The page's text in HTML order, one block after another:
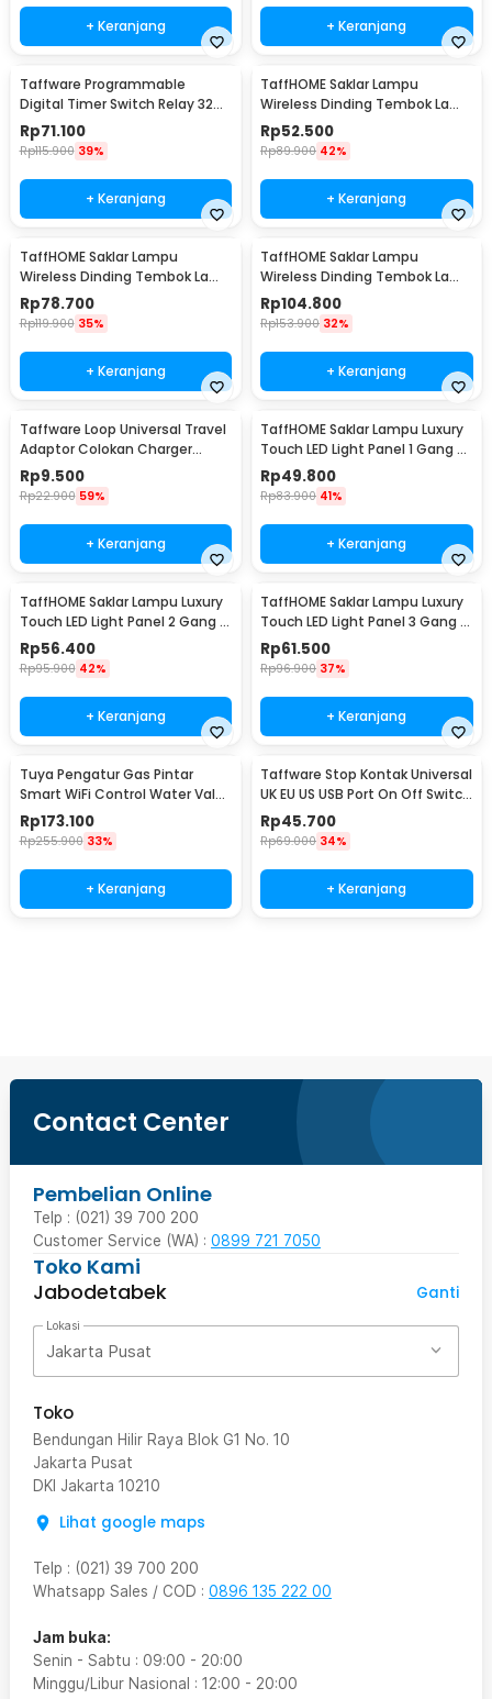
+ Keranjang + Keranjang
Taffware Programmable
Digital Timer Switch Relay 32
Program 220V - KG316T
Rp71.100
Rp115.900 39%
+ Keranjang
TaffHOME Saklar Lampu
Wireless Dinding Tembok Lamp
Switch RF 433MHz 1 Gang 1
Receiver - WHK01
Rp52.500
Rp89.900 42%
+ Keranjang
TaffHOME Saklar Lampu
Wireless Dinding Tembok Lamp
Switch RF 433MHz 2 Gang 2
Receiver - WHK01
Rp78.700
Rp119.900 35%
+ Keranjang
TaffHOME Saklar Lampu
Wireless Dinding Tembok Lamp
Switch RF 433MHz 3 Gang 3
Receiver - WHK01
Rp104.800
Rp153.900 32%
+ Keranjang
Taffware Loop Universal Travel
Adaptor Colokan Charger
Adapter 2500W - N16
Rp9.500
Rp22.900 59%
+ Keranjang
TaffHOME Saklar Lampu Luxury
Touch LED Light Panel 1 Gang -
AO-001
Rp49.800
Rp83.900 41%
+ Keranjang
TaffHOME Saklar Lampu Luxury
Touch LED Light Panel 2 Gang -
AO-001
Rp56.400
Rp95.900 42%
+ Keranjang
TaffHOME Saklar Lampu Luxury
Touch LED Light Panel 3 Gang -
AO-001
Rp61.500
Rp96.900 37%
+ Keranjang
Tuya Pengatur Gas Pintar
Smart WiFi Control Water Valve
Gas Controller - YB5
Rp173.100
Rp255.900 33%
+ Keranjang
Taffware Stop Kontak Universal
UK EU US USB Port On Off Switch
- DZ-E2-11
Rp45.700
Rp69.000 34%
+ Keranjang
Contact Center
Pembelian Online
Telp : (021) 39 700 200
Customer Service (WA) : 0899 721 7050
Toko Kami
Jabodetabek
Ganti
Lokasi
Jakarta Pusat
Toko
Bendungan Hilir Raya Blok G1 No. 10
Jakarta Pusat
DKI Jakarta 10210
Lihat google maps
Telp : (021) 39 700 200
Whatsapp Sales / COD : 0896 135 222 00
Jam buka:
Senin - Sabtu : 09:00 - 20:00
Minggu/Libur Nasional : 12:00 - 20:00